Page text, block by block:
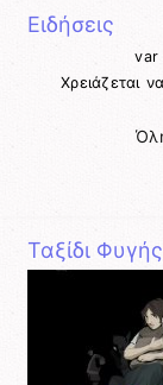
Ειδήσεις
var
Χρειάζεται
Ταξίδι Φυγής